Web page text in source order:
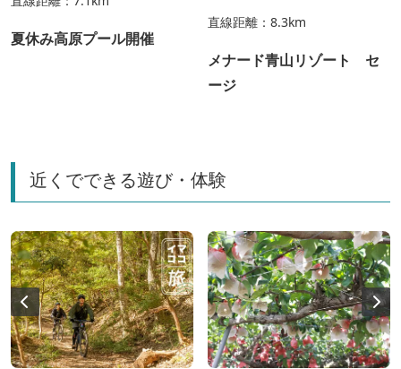
夏休み高原プール開催
直線距離：8.3km
メナード青山リゾート セ
ージ
近くでできる遊び・体験